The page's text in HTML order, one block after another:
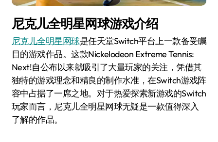
尼克儿全明星网球游戏介绍
尼克儿全明星网球是任天堂Switch平台上一款备受瞩
目的游戏作品。这款Nickelodeon Extreme Tennis:
Next!自公布以来就吸引了大量玩家的关注，凭借其
独特的游戏理念和精良的制作水准，在Switch游戏阵
容中占据了一席之地。对于热爱探索新游戏的Switch
玩家而言，尼克儿全明星网球无疑是一款值得深入
了解的作品。